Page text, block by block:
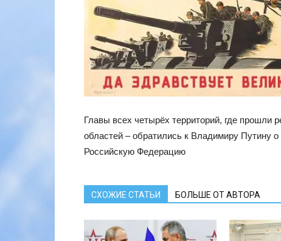
Главы всех четырёх территорий, где
областей – обратились к Владимиру Путину о
Российскую Федерацию
СХОЖИЕ СТАТЬИ БОЛЬШЕ ОТ АВТОРА